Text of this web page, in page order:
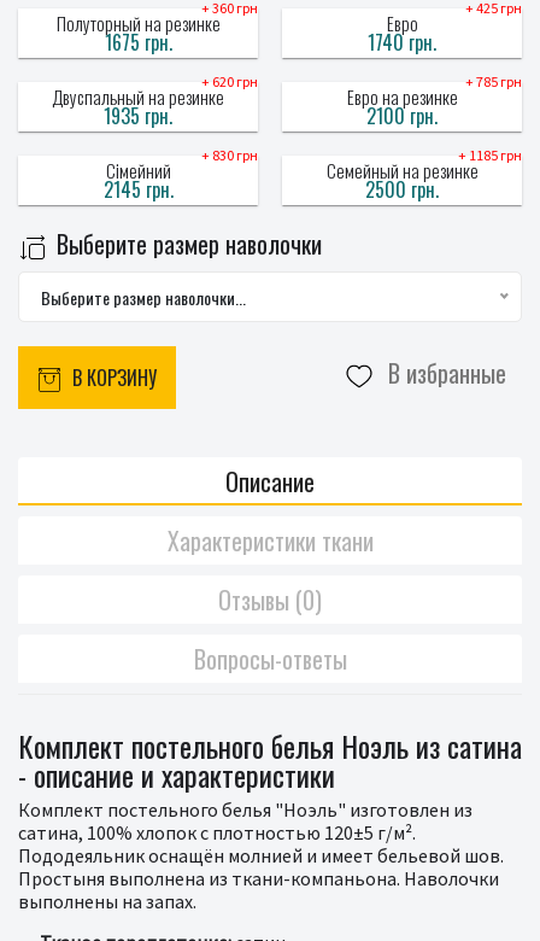
+ 360 грн
Полуторный на резинке
1675 грн.
+ 425 грн
Евро
1740 грн.
+ 620 грн
Двуспальный на резинке
1935 грн.
+ 785 грн
Евро на резинке
2100 грн.
+ 830 грн
Сімейний
2145 грн.
+ 1185 грн
Семейный на резинке
2500 грн.
Выберите размер наволочки
Выберите размер наволочки...
В КОРЗИНУ В избранные
Описание
Характеристики ткани
Отзывы (0)
Вопросы-ответы
Комплект постельного белья Ноэль из сатина
- описание и характеристики
Комплект постельного белья "Ноэль" изготовлен из
сатина, 100% хлопок с плотностью 120±5 г/м².
Пододеяльник оснащён молнией и имеет бельевой шов.
Простыня выполнена из ткани-компаньона. Наволочки
выполнены на запах.